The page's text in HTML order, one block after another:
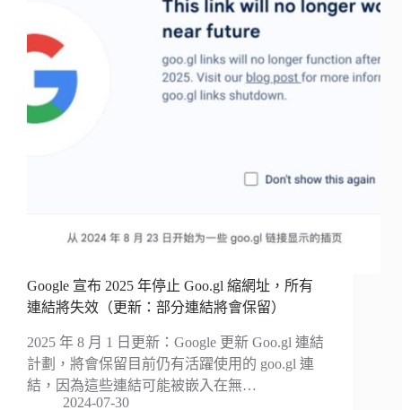
Google 宣布 2025 年停止 Goo.gl 縮網址，所有
連結將失效（更新：部分連結將會保留）
2025 年 8 月 1 日更新：Google 更新 Goo.gl 連結
計劃，將會保留目前仍有活躍使用的 goo.gl 連
結，因為這些連結可能被嵌入在無…
2024-07-30